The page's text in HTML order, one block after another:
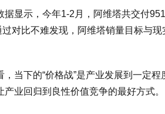
显示，今年1-2月，阿维塔共交付
对比不难发现，阿维塔销量目标与
当下的“价格战”是产业发展到一定程
业回归到良性价值竞争的最好方式。